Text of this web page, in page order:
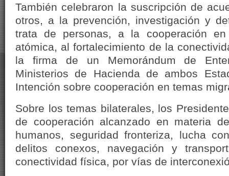
También celebraron la suscripción de
otros, a la prevención, investigación y
trata de personas, a la cooperación
atómica, al fortalecimiento de la
la firma de un Memorándum de
Ministerios de Hacienda de ambos
Intención sobre cooperación en temas
Sobre los temas bilaterales, los
de cooperación alcanzado en materia
humanos, seguridad fronteriza, lucha
delitos conexos, navegación y
conectividad física, por vías de